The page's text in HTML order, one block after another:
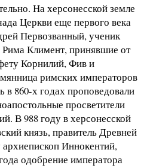
На херсонесской земле
Церкви еще первого века
Первозванный, ученик
Рима Климент, принявшие от
Корнилий, Фив и
римских императоров
в 860-х годах проповедовали
просветители
В 988 году в херсонесской
князь, правитель Древней
Иннокентий,
одобрение императора